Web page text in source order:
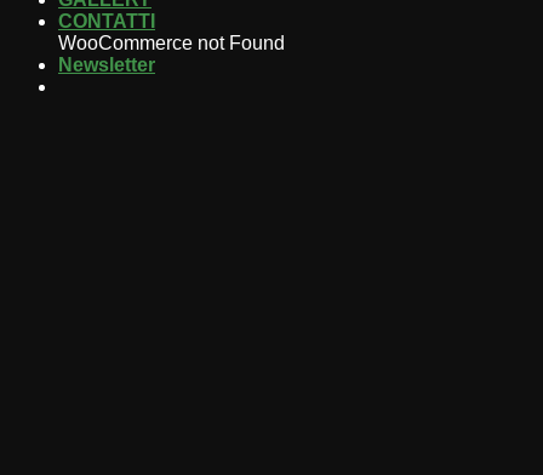
CONTATTI
WooCommerce not Found
Newsletter